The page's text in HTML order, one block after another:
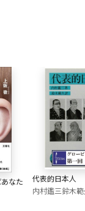
。ワールド、リ
幅広いメディア
3000人超、携わ
功者3000人の
を創る』（日
』(ダイヤモン
あなた
代表的日本人
内村鑑三鈴木